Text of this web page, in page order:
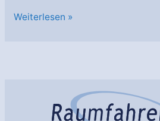
ESA:
Weiterlesen »